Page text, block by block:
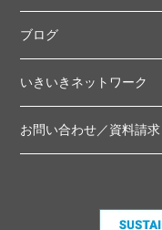
ブログ
いきいきネットワーク
お問い合わせ／資料請求